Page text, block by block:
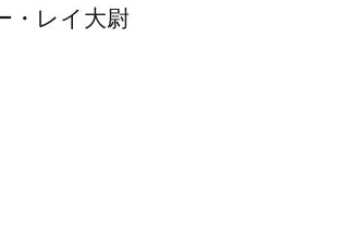
・レイ大尉